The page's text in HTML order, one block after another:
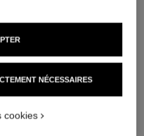
NÉCESSAIRES
cookies